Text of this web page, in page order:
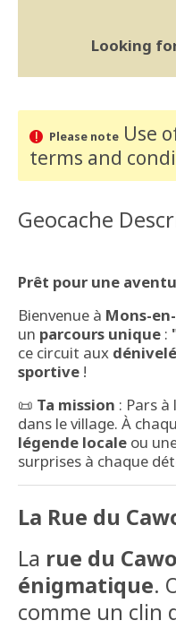
Looking
Please noteUse
terms and
Geocache
Prêt pour une
Bienvenue à Mons-
un parcours unique :
ce circuit aux
sportive !
📜 Ta mission : Pars
dans le village. À
légende locale ou
surprises à chaque
La Rue du
La rue du
énigmatique.
comme un clin